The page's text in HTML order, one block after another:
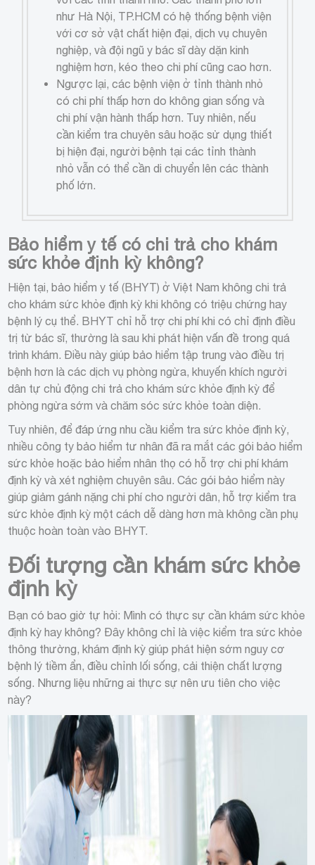
như Hà Nội, TP.HCM có hệ thống bệnh viện
với cơ sở vật chất hiện đại, dịch vụ chuyên
nghiệp, và đội ngũ y bác sĩ dày dặn kinh
nghiệm hơn, kéo theo chi phí cũng cao hơn.
Ngược lại, các bệnh viện ở tỉnh thành nhỏ
có chi phí thấp hơn do không gian sống và
chi phí vận hành thấp hơn. Tuy nhiên, nếu
cần kiểm tra chuyên sâu hoặc sử dụng thiết
bị hiện đại, người bệnh tại các tỉnh thành
nhỏ vẫn có thể cần di chuyển lên các thành
phố lớn.
Bảo hiểm y tế có chi trả cho khám
sức khỏe định kỳ không?
Hiện tại, bảo hiểm y tế (BHYT) ở Việt Nam không chi trả
cho khám sức khỏe định kỳ khi không có triệu chứng hay
bệnh lý cụ thể. BHYT chỉ hỗ trợ chi phí khi có chỉ định điều
trị từ bác sĩ, thường là sau khi phát hiện vấn đề trong quá
trình khám. Điều này giúp bảo hiểm tập trung vào điều trị
bệnh hơn là các dịch vụ phòng ngừa, khuyến khích người
dân tự chủ động chi trả cho khám sức khỏe định kỳ để
phòng ngừa sớm và chăm sóc sức khỏe toàn diện.
Tuy nhiên, để đáp ứng nhu cầu kiểm tra sức khỏe định kỳ,
nhiều công ty bảo hiểm tư nhân đã ra mắt các gói bảo hiểm
sức khỏe hoặc bảo hiểm nhân thọ có hỗ trợ chi phí khám
định kỳ và xét nghiệm chuyên sâu. Các gói bảo hiểm này
giúp giảm gánh nặng chi phí cho người dân, hỗ trợ kiểm tra
sức khỏe định kỳ một cách dễ dàng hơn mà không cần phụ
thuộc hoàn toàn vào BHYT.
Đối tượng cần khám sức khỏe
định kỳ
Bạn có bao giờ tự hỏi: Mình có thực sự cần khám sức khỏe
định kỳ hay không? Đây không chỉ là việc kiểm tra sức khỏe
thông thường, khám định kỳ giúp phát hiện sớm nguy cơ
bệnh lý tiềm ẩn, điều chỉnh lối sống, cải thiện chất lượng
sống. Nhưng liệu những ai thực sự nên ưu tiên cho việc
này?